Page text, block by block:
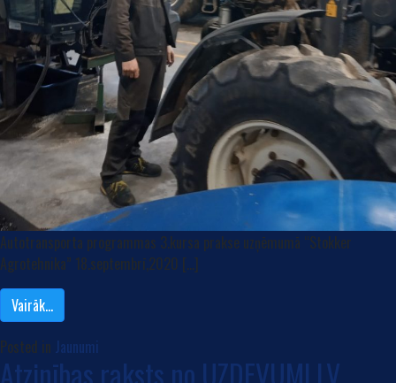
Autotransporta programmas 3.kursa prakse uzņēmumā “Stokker
Agrotehnika” 18.septembrī,2020 […]
Vairāk…
Posted in Jaunumi
Atzinības raksts no UZDEVUMI.LV